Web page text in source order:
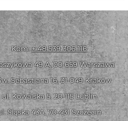
Kom.+ 48 539 306 116
49 A,00-659 Warszawa
Sebastiana 16, 31-049 Kraków
ul. Kowalska 5, 20-115 Lublin
Śląska 43A, 70-431 Szczecin